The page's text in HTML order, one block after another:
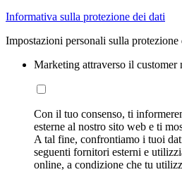
Informativa sulla protezione dei dati
Impostazioni personali sulla protezione
Marketing attraverso il customer
Con il tuo consenso, ti
esterne al nostro sito web e ti
A tal fine, confrontiamo i tuoi
seguenti fornitori esterni e
online, a condizione che tu